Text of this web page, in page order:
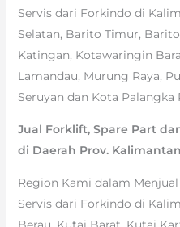
Servis dari Forkindo di
Selatan, Barito Timur,
Katingan, Kotawaringin
Lamandau, Murung Raya,
Seruyan dan Kota Palangka
Jual Forklift, Spare Part
di Daerah Prov.
Region Kami dalam
Servis dari Forkindo di